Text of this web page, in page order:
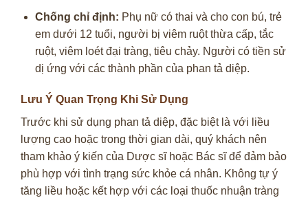
Chống chỉ định: Phụ nữ có thai và cho con bú, trẻ
em dưới 12 tuổi, người bị viêm ruột thừa cấp, tắc
ruột, viêm loét đại tràng, tiêu chảy. Người có tiền sử
dị ứng với các thành phần của phan tả diệp.
Lưu Ý Quan Trọng Khi Sử Dụng
Trước khi sử dụng phan tả diệp, đặc biệt là với liều
lượng cao hoặc trong thời gian dài, quý khách nên
tham khảo ý kiến của Dược sĩ hoặc Bác sĩ để đảm bảo
phù hợp với tình trạng sức khỏe cá nhân. Không tự ý
tăng liều hoặc kết hợp với các loại thuốc nhuận tràng